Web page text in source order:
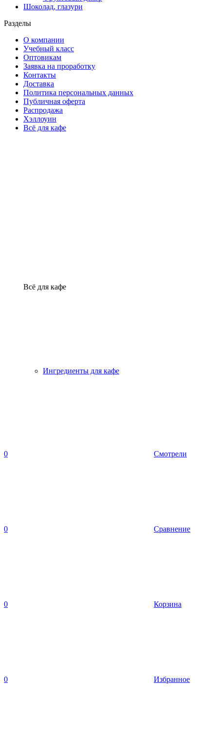
Шоколад, глазури
Разделы
О компании
Учебный класс
Оптовикам
Заявка на проработку
Контакты
Доставка
Политика персональных данных
Публичная оферта
Распродажа
Хэллоуин
Всё для кафе
Всё для кафе
Ингредиенты для кафе
0 Смотрели
0 Сравнение
0 Корзина
0 Избранное